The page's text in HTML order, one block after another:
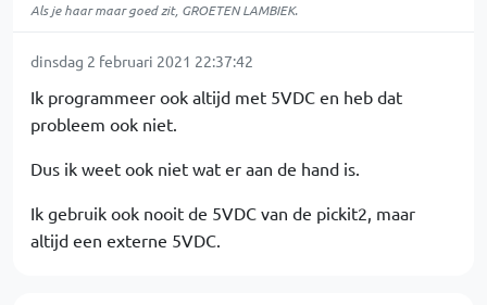
Als je haar maar goed zit, GROETEN LAMBIEK.
dinsdag 2 februari 2021 22:37:42
Ik programmeer ook altijd met 5VDC en heb dat
probleem ook niet.
Dus ik weet ook niet wat er aan de hand is.
Ik gebruik ook nooit de 5VDC van de pickit2, maar
altijd een externe 5VDC.